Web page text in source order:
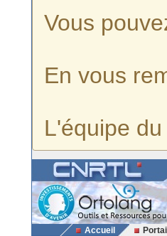
Vous
En vous
L'équipe
Accueil